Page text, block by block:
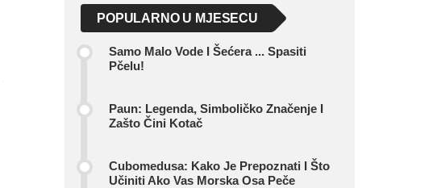
POPULARNO U MJESECU
Samo Malo Vode I Šećera ... Spasiti
Pčelu!
Paun: Legenda, Simboličko Značenje I
Zašto Čini Kotač
Cubomedusa: Kako Je Prepoznati I Što
Učiniti Ako Vas Morska Osa Peče